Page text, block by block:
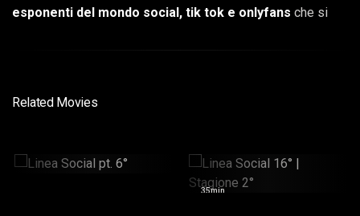
esponenti del mondo social, tik tok e onlyfans che si
Related Movies
Linea Social Pt. 6°
Linea Social 16° |
Stagione 2°
35min